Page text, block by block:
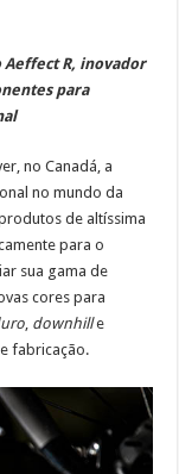
Aeffect R, inovador
para
no Canadá, a
no mundo da
de altíssima
para o
sua gama de
cores para
, downhille
fabricação.